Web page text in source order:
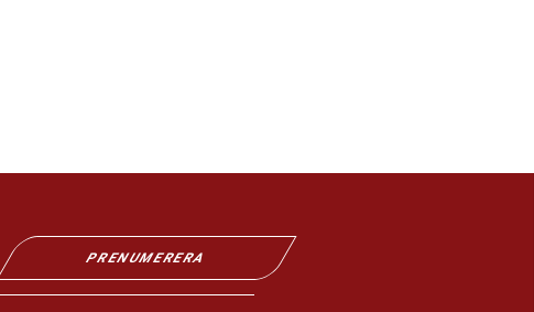
PRENUMERERA